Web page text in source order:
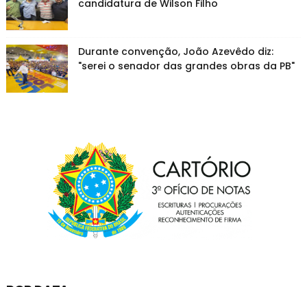
candidatura de Wilson Filho
Durante convenção, João Azevêdo diz:
"serei o senador das grandes obras da PB"